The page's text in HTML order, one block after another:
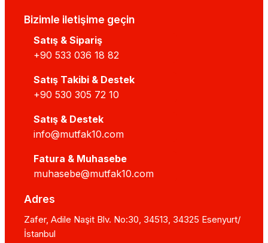
Bizimle iletişime geçin
Satış & Sipariş
+90 533 036 18 82
Satış Takibi & Destek
+90 530 305 72 10
Satış & Destek
info@mutfak10.com
Fatura & Muhasebe
muhasebe@mutfak10.com
Adres
Zafer, Adile Naşit Blv. No:30, 34513, 34325 Esenyurt/
İstanbul